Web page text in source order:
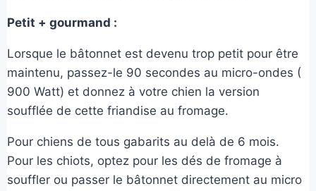
Petit + gourmand :
Lorsque le bâtonnet est devenu trop petit pour être
maintenu, passez-le 90 secondes au micro-ondes (
900 Watt) et donnez à votre chien la version
soufflée de cette friandise au fromage.
Pour chiens de tous gabarits au delà de 6 mois.
Pour les chiots, optez pour les dés de fromage à
souffler ou passer le bâtonnet directement au micro